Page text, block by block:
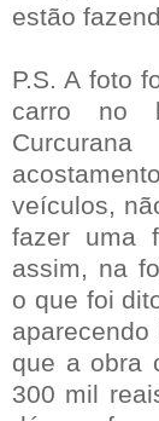
estão
P.S. A foto
carro no
veículos,
fazer uma
assim, na
o que foi
que a obra
300 mil